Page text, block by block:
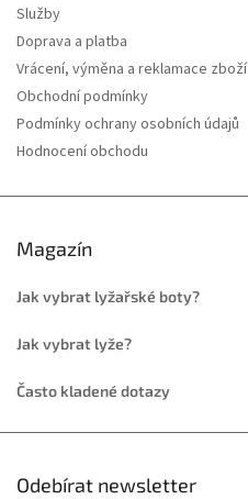
Služby
Doprava a platba
Vrácení, výměna a reklamace zboží
Obchodní podmínky
Podmínky ochrany osobních údajů
Hodnocení obchodu
Magazín
Jak vybrat lyžařské boty?
Jak vybrat lyže?
Často kladené dotazy
Odebírat newsletter